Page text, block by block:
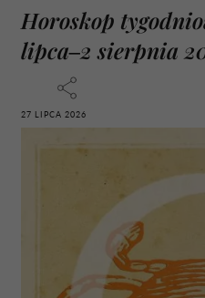
Horoskop
lipca–2 sierpnia
27 LIPCA 2026